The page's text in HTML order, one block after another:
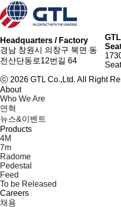
Headquarters / Factory
경남 창원시 의창구 북면 동
전산단동로12번길 64
ⓒ 2026 GTL Co.,Ltd. All Right
About
Who We Are
연혁
뉴스&이벤트
Products
4M
7m
Radome
Pedestal
Feed
To be Released
Careers
채용